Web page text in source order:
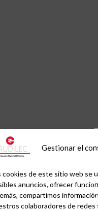
Gestionar el
cookies de este sitio web se
anuncios, ofrecer
compartimos
colaboradores de redes